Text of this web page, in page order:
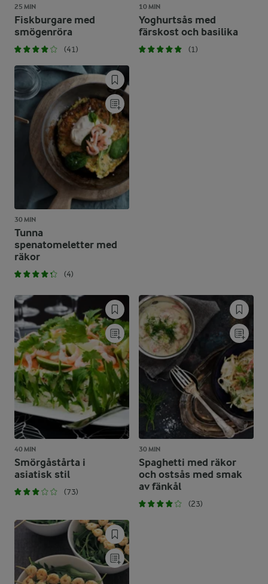
25 MIN
Fiskburgare med
smögenröra
(41)
10 MIN
Yoghurtsås med
färskost och basilika
(1)
30 MIN
Tunna
spenatomeletter med
räkor
(4)
40 MIN
Smörgåstårta i
asiatisk stil
(73)
30 MIN
Spaghetti med räkor
och ostsås med smak
av fänkål
(23)